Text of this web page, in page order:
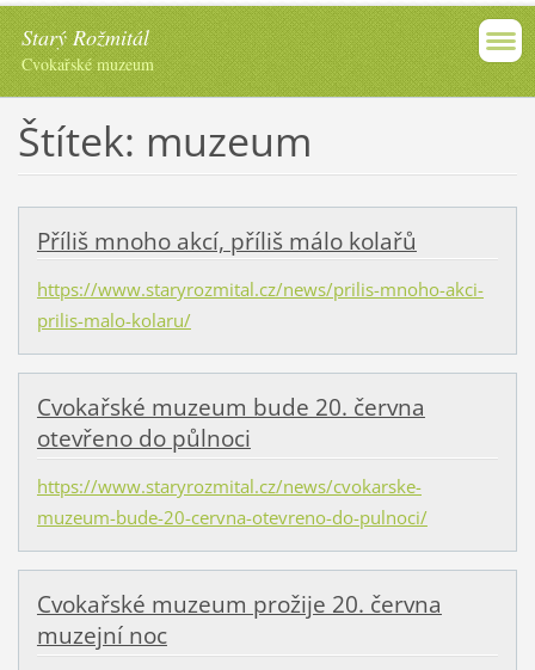
Starý Rožmitál
Cvokařské muzeum
Štítek: muzeum
Příliš mnoho akcí, příliš málo kolařů
https://www.staryrozmital.cz/news/prilis-mnoho-akci-
prilis-malo-kolaru/
Cvokařské muzeum bude 20. června
otevřeno do půlnoci
https://www.staryrozmital.cz/news/cvokarske-
muzeum-bude-20-cervna-otevreno-do-pulnoci/
Cvokařské muzeum prožije 20. června
muzejní noc